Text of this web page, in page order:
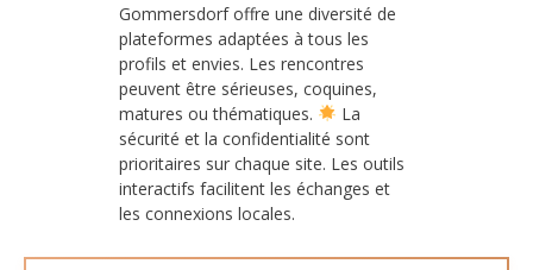
Gommersdorf offre une diversité de
plateformes adaptées à tous les
profils et envies. Les rencontres
peuvent être sérieuses, coquines,
matures ou thématiques.
La
sécurité et la confidentialité sont
prioritaires sur chaque site. Les outils
interactifs facilitent les échanges et
les connexions locales.